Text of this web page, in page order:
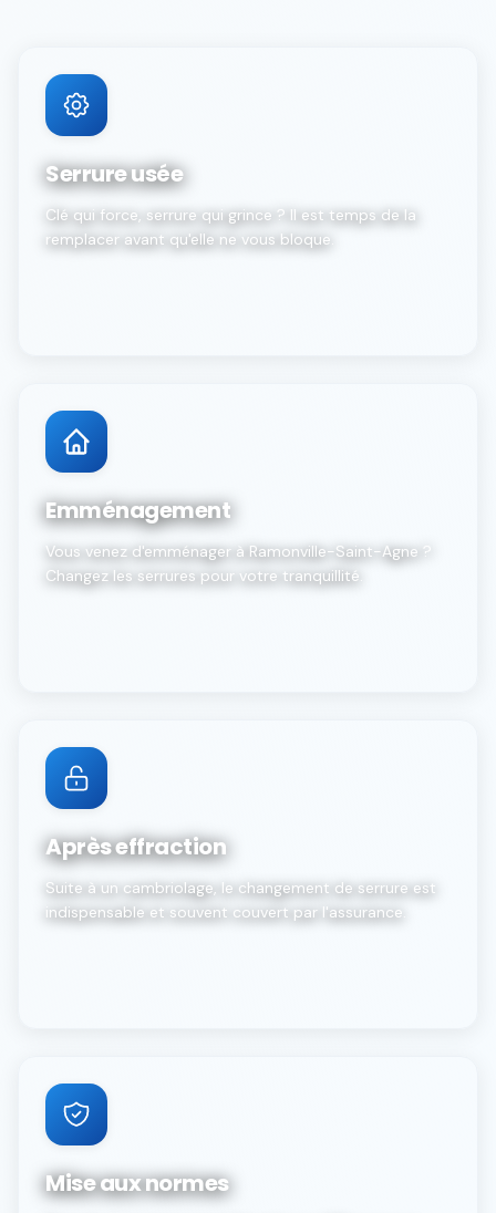
Serrure usée
Clé qui force, serrure qui grince ? Il est temps de la
remplacer avant qu'elle ne vous bloque.
Emménagement
Vous venez d'emménager à Ramonville-Saint-Agne ?
Changez les serrures pour votre tranquillité.
Après effraction
Suite à un cambriolage, le changement de serrure est
indispensable et souvent couvert par l'assurance.
Mise aux normes